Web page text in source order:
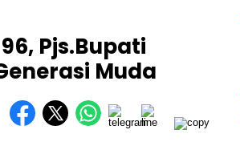
Pjs.Bupati
Muda